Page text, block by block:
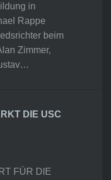
in
Rappe
beim
Zimmer,
DIE USC
FÜR DIE